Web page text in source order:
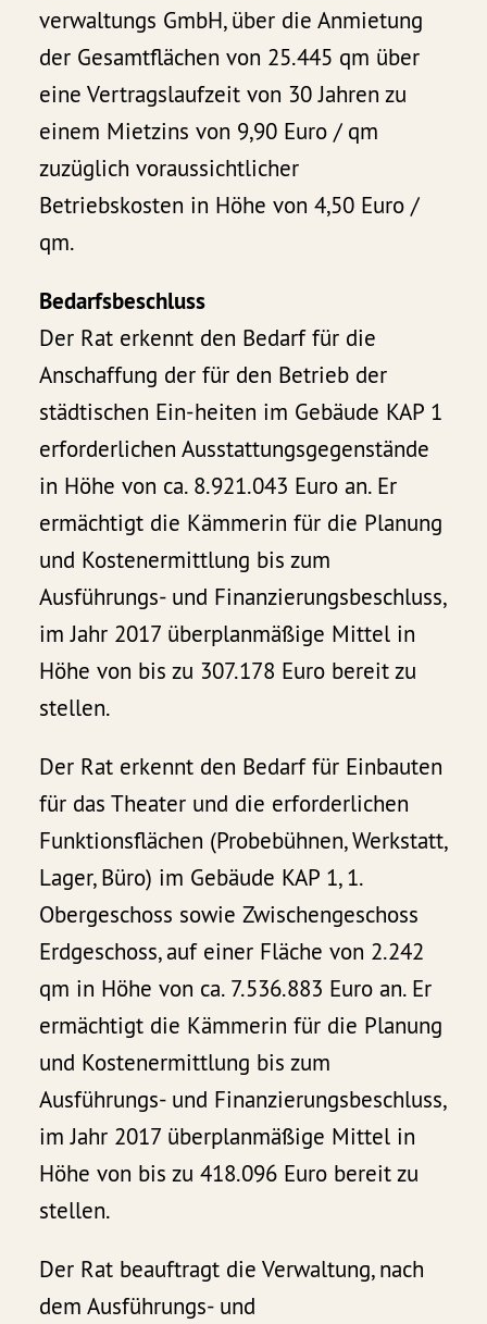
verwaltungs GmbH, über die Anmietung
der Gesamtflächen von 25.445 qm über
eine Vertragslaufzeit von 30 Jahren zu
einem Mietzins von 9,90 Euro / qm
zuzüglich voraussichtlicher
Betriebskosten in Höhe von 4,50 Euro /
qm.
Bedarfsbeschluss
Der Rat erkennt den Bedarf für die
Anschaffung der für den Betrieb der
städtischen Ein-heiten im Gebäude KAP 1
erforderlichen Ausstattungsgegenstände
in Höhe von ca. 8.921.043 Euro an. Er
ermächtigt die Kämmerin für die Planung
und Kostenermittlung bis zum
Ausführungs- und Finanzierungsbeschluss,
im Jahr 2017 überplanmäßige Mittel in
Höhe von bis zu 307.178 Euro bereit zu
stellen.
Der Rat erkennt den Bedarf für Einbauten
für das Theater und die erforderlichen
Funktionsflächen (Probebühnen, Werkstatt,
Lager, Büro) im Gebäude KAP 1, 1.
Obergeschoss sowie Zwischengeschoss
Erdgeschoss, auf einer Fläche von 2.242
qm in Höhe von ca. 7.536.883 Euro an. Er
ermächtigt die Kämmerin für die Planung
und Kostenermittlung bis zum
Ausführungs- und Finanzierungsbeschluss,
im Jahr 2017 überplanmäßige Mittel in
Höhe von bis zu 418.096 Euro bereit zu
stellen.
Der Rat beauftragt die Verwaltung, nach
dem Ausführungs- und